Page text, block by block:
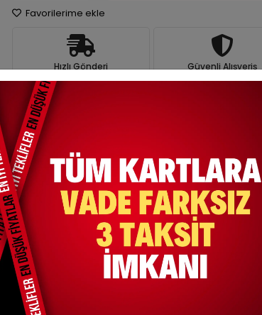
Favorilerime ekle
Hızlı Gönderi Güvenli Alışveriş
Fiyat Alarmı Telefonla Sipariş
Önlük Kot Çift Cepli - Siyah ürünü de bu kriterler